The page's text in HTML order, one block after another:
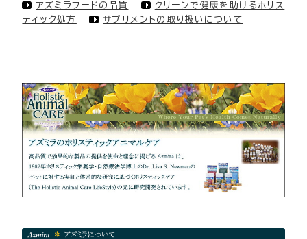
アズミラフードの品質
クリーンで健康を助けるホリス
ティック処方
サプリメントの取り扱いについて